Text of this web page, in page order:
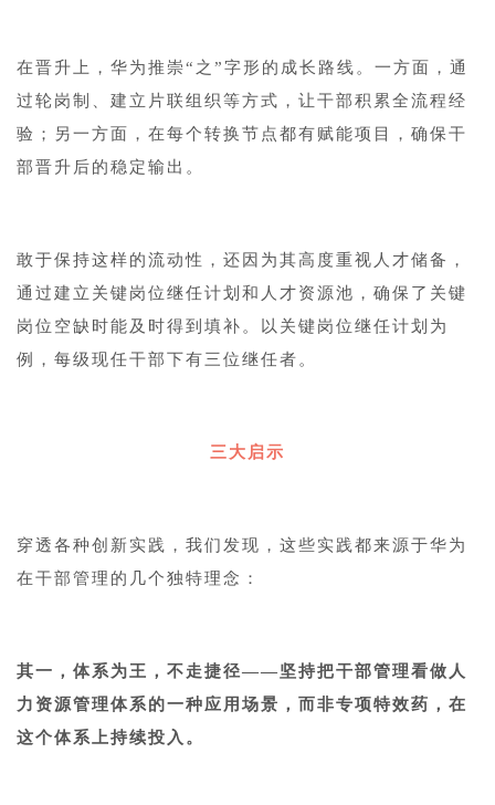
在晋升上，华为推崇“之”字形的成长路线。一方面，通
过轮岗制、建立片联组织等方式，让干部积累全流程经
验；另一方面，在每个转换节点都有赋能项目，确保干
部晋升后的稳定输出。
敢于保持这样的流动性，还因为其高度重视人才储备，
通过建立关键岗位继任计划和人才资源池，确保了关键
岗位空缺时能及时得到填补。以关键岗位继任计划为
例，每级现任干部下有三位继任者。
三大启示
穿透各种创新实践，我们发现，这些实践都来源于华为
在干部管理的几个独特理念：
其一，体系为王，不走捷径——坚持把干部管理看做人
力资源管理体系的一种应用场景，而非专项特效药，在
这个体系上持续投入。